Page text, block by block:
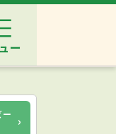
ー
›